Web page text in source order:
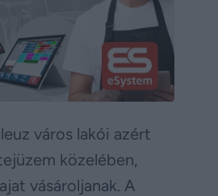
város lakói azért
közelében,
vásároljanak. A